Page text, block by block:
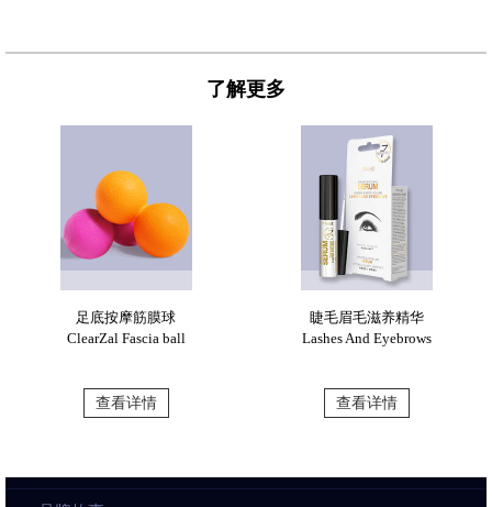
了解更多
足底按摩筋膜球
ClearZal Fascia ball
查看详情
睫毛眉毛滋养精华
Lashes And Eyebrows
查看详情